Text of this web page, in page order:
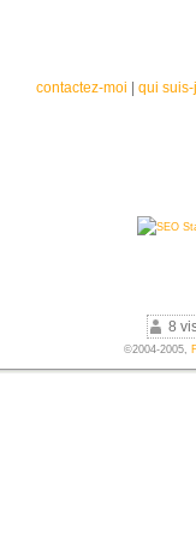
contactez-moi qui
8
©2004-2005,